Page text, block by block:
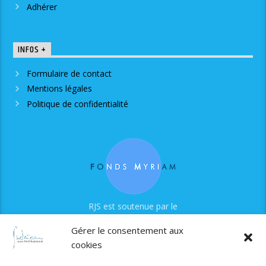
Gérer le consentement aux
cookies
Adhérer
INFOS +
Formulaire de contact
Mentions légales
Politique de confidentialité
RJS est soutenue par le